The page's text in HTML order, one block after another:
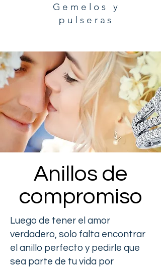
Gemelos y
pulseras
Anillos de
compromiso
Luego de tener el amor
verdadero, solo falta encontrar
el anillo perfecto y pedirle que
sea parte de tu vida por